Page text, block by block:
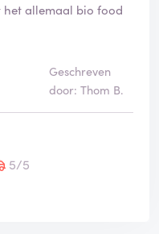
het allemaal bio food
Geschreven
door: Thom B.
5/5